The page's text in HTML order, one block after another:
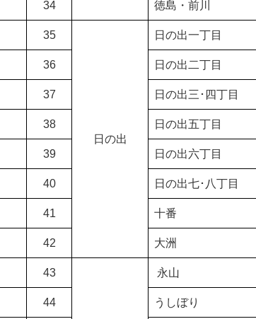
34 徳島・前川
35
日の出
日の出一丁目
36 日の出二丁目
37 日の出三･四丁目
38 日の出五丁目
39 日の出六丁目
40 日の出七･八丁目
41 十番
42 大洲
43 永山
44 うしぼり